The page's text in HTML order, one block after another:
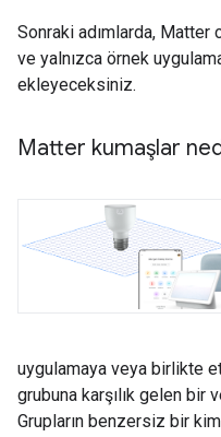
Sonraki adımlarda, Matter
ve yalnızca örnek
ekleyeceksiniz.
Matter kumaşlar
uygulamaya veya birlikte
grubuna karşılık gelen bir
Grupların benzersiz bir